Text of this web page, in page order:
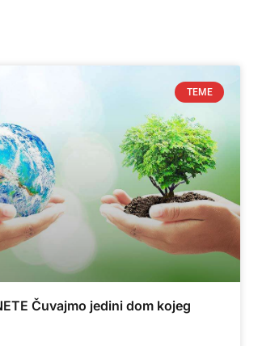
TEME
Čuvajmo jedini dom kojeg